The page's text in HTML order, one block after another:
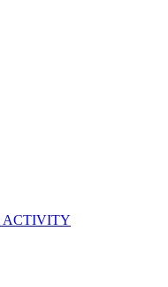
ACTIVITY